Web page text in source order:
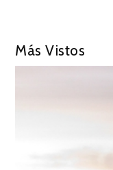
Más Vistos